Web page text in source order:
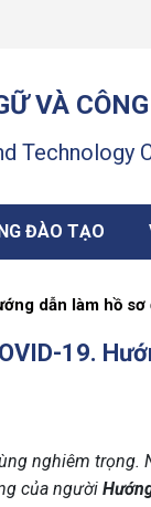
VÀ
Technology
ĐÀO TẠO
dẫn làm hồ sơ
19.
nghiêm trọng.
của người